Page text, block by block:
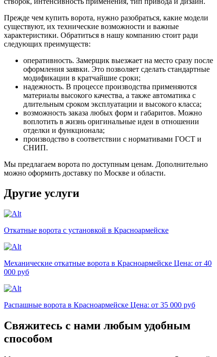
Прежде чем купить ворота, нужно разобраться, какие модели
существуют, их технические возможности и важные
характеристики. Обратиться в нашу компанию стоит ради
следующих преимуществ:
оперативность. Замерщик выезжает на место сразу после
оформления заявки. Это позволяет сделать стандартные
модификации в кратчайшие сроки;
надежность. В процессе производства применяются
материалы высокого качества, а также автоматика с
длительным сроком эксплуатации и высокого класса;
возможность заказа любых форм и габаритов. Можно
воплотить в жизнь оригинальные идеи в отношении
отделки и функционала;
производство в соответствии с нормативами ГОСТ и
СНИП.
Мы предлагаем ворота по доступным ценам. Дополнительно
можно оформить доставку по Москве и области.
Другие услуги
Откатные ворота с установкой в Красноармейске
Механические откатные ворота в Красноармейске Цена: от 40
000 руб
Распашные ворота в Красноармейске Цена: от 35 000 руб
Свяжитесь с нами любым удобным
способом